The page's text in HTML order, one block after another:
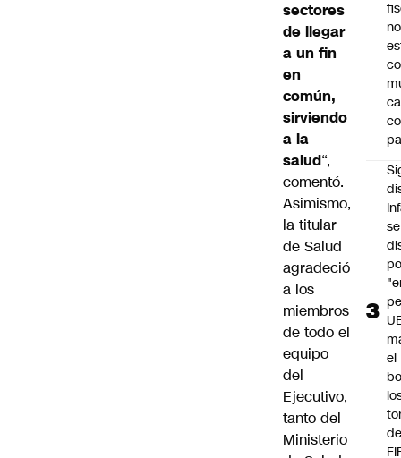
sectores
de llegar
a un fin
en
común,
sirviendo
a la
salud“,
comentó.
Asimismo,
la titular
de Salud
agradeció
a los
miembros
de todo el
equipo
del
Ejecutivo,
tanto del
Ministerio
se
el